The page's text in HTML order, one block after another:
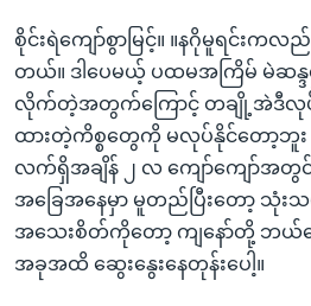
စိုင်းရဲကျော်စွာမြင့်။ ။နဂိုမူရင်းကလ
တယ်။ ဒါပေမယ့် ပထမအကြိမ် မဲဆန္
လိုက်တဲ့အတွက်ကြောင့် တချို့အဲဒီလု
ထားတဲ့ကိစ္စတွေကို မလုပ်နိုင်တော့ဘူ
လက်ရှိအချိန် ၂ လ ကျော်ကျော်အတွင်း
အခြေအနေမှာ မူတည်ပြီးတော့ သုံ
အသေးစိတ်ကိုတော့ ကျနော်တို့ ဘ
အခုအထိ ဆွေးနွေးနေတုန်းပေါ့။